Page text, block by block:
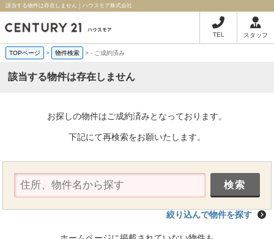
該当する物件は存在しません｜ハウスモア株式会社
TEL スタッフ
TOPページ > 物件検索 >- ご成約済み
該当する物件は存在しません
お探しの物件はご成約済みとなっております。
下記にて再検索をお願いたします。
絞り込んで物件を探す